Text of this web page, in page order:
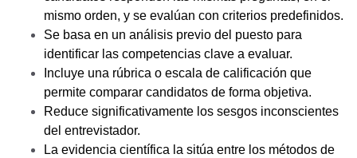
mismo orden, y se evalúan con criterios predefinidos.
Se basa en un análisis previo del puesto para
identificar las competencias clave a evaluar.
Incluye una rúbrica o escala de calificación que
permite comparar candidatos de forma objetiva.
Reduce significativamente los sesgos inconscientes
del entrevistador.
La evidencia científica la sitúa entre los métodos de